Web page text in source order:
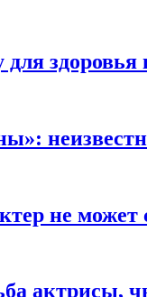
не
актрисы,